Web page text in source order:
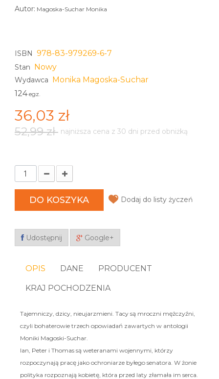
Autor: Magoska-Suchar Monika
ISBN 978-83-979269-6-7
Stan Nowy
Wydawca Monika Magoska-Suchar
124 egz.
36,03 zł
52,99 zł najniższa cena z 30 dni przed obniżką
DO KOSZYKA Dodaj do listy życzeń
Udostępnij Google+
OPIS DANE PRODUCENT
KRAJ POCHODZENIA
Tajemniczy, dzicy, nieujarzmieni. Tacy są mroczni mężczyźni,
czyli bohaterowie trzech opowiadań zawartych w antologii
Moniki Magoski-Suchar.
Ian, Peter i Thomas są weteranami wojennymi, którzy
rozpoczynają pracę jako ochroniarze byłego senatora. W żonie
polityka rozpoznają kobietę, która przed laty złamała im serca.